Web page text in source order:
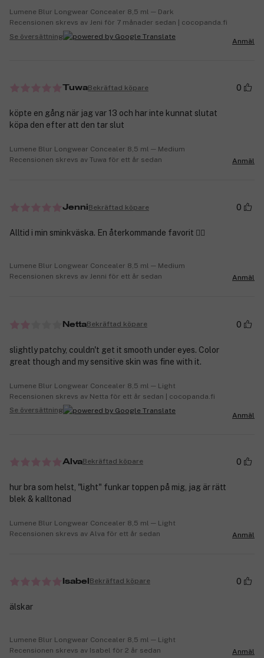
Lumene Blur Longwear Concealer 8,5 ml ─ Dark
Recensionen skrevs av Jeni för 7 månader sedan | cocopanda.fi
Se översättning
Anmäl
TuwaBekräftad köpare 0
köpte en gång när jag var 13 och har inte kunnat slutat
köpa den efter att den tar slut
Lumene Blur Longwear Concealer 8,5 ml ─ Medium
Recensionen skrevs av Tuwa för ett år sedan
Anmäl
JenniBekräftad köpare 0
Alltid i min sminkväska. En återkommande favorit 👍🏻
Lumene Blur Longwear Concealer 8,5 ml ─ Medium
Recensionen skrevs av Jenni för ett år sedan
Anmäl
NettaBekräftad köpare 0
slightly patchy, couldn't get it smooth under eyes. Color
great though and my sensitive skin was fine with it.
Lumene Blur Longwear Concealer 8,5 ml ─ Light
Recensionen skrevs av Netta för ett år sedan | cocopanda.fi
Se översättning
Anmäl
AlvaBekräftad köpare 0
hur bra som helst, "light" funkar toppen på mig, jag är rätt
blek & kalltonad
Lumene Blur Longwear Concealer 8,5 ml ─ Light
Recensionen skrevs av Alva för ett år sedan
Anmäl
Isabel Bekräftad köpare 0
älskar
Lumene Blur Longwear Concealer 8,5 ml ─ Light
Recensionen skrevs av Isabel för 2 år sedan
Anmäl